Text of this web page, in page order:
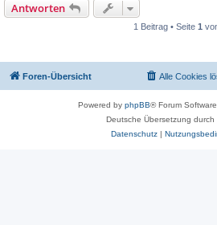
Antworten
1 Beitrag • Seite 1
Foren-Übersicht Alle Cookies
Powered by phpBB® Forum
Deutsche Übersetzung durch
Datenschutz|